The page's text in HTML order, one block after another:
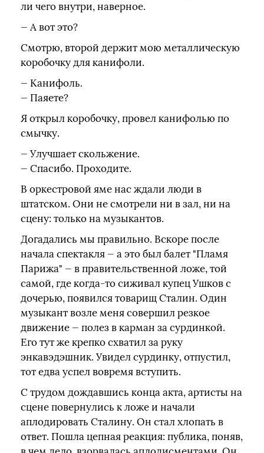
ли чего внутри, наверное.
— А вот это?
Смотрю, второй держит мою металлическую
коробочку для канифоли.
— Канифоль.
— Паяете?
Я открыл коробочку, провел канифолью по
смычку.
— Улучшает скольжение.
— Спасибо. Проходите.
В оркестровой яме нас ждали люди в
штатском. Они не смотрели ни в зал, ни на
сцену: только на музыкантов.
Догадались мы правильно. Вскоре после
начала спектакля — а это был балет "Пламя
Парижа" — в правительственной ложе, той
самой, где когда-то сиживал купец Ушков с
дочерью, появился товарищ Сталин. Один
музыкант возле меня совершил резкое
движение — полез в карман за сурдинкой.
Его тут же крепко схватил за руку
энкавэдэшник. Увидел сурдинку, отпустил,
тот едва успел вовремя вступить.
С трудом дождавшись конца акта, артисты на
сцене повернулись к ложе и начали
аплодировать Сталину. Он стал хлопать в
ответ. Пошла цепная реакция: публика, поняв,